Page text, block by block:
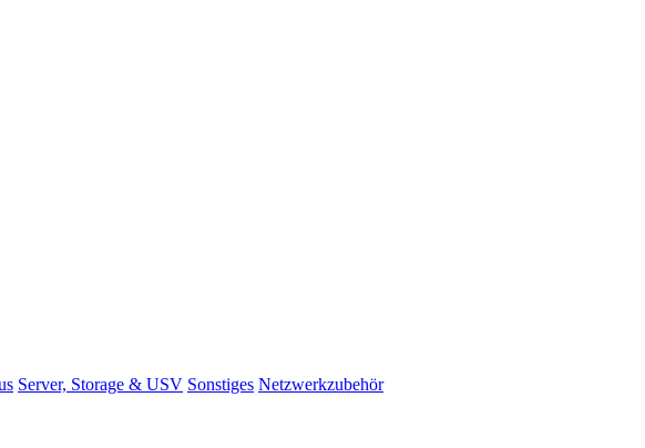
Server, Storage & USV Sonstiges Netzwerkzubehör